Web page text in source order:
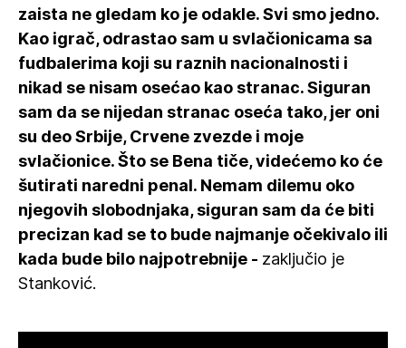
zaista ne gledam ko je odakle. Svi smo jedno.
Kao igrač, odrastao sam u svlačionicama sa
fudbalerima koji su raznih nacionalnosti i
nikad se nisam osećao kao stranac. Siguran
sam da se nijedan stranac oseća tako, jer oni
su deo Srbije, Crvene zvezde i moje
svlačionice. Što se Bena tiče, videćemo ko će
šutirati naredni penal. Nemam dilemu oko
njegovih slobodnjaka, siguran sam da će biti
precizan kad se to bude najmanje očekivalo ili
kada bude bilo najpotrebnije - zaključio je
Stanković.